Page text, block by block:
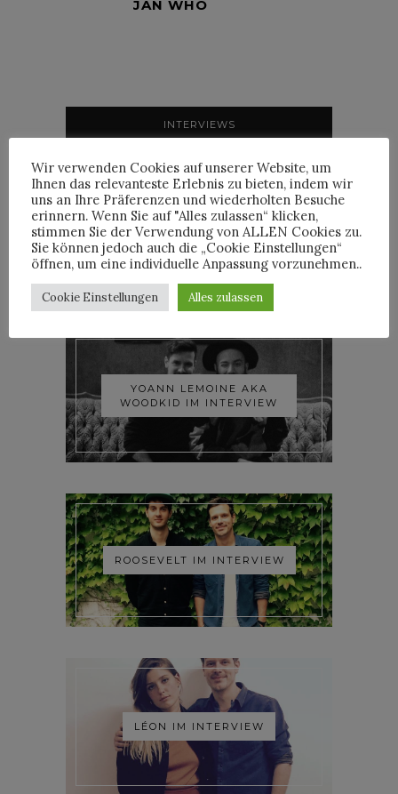
JAN WHO
INTERVIEWS
TRIXIE MATTEL IM
INTERVIEW
YOANN LEMOINE AKA
WOODKID IM INTERVIEW
ROOSEVELT IM INTERVIEW
LÉON IM INTERVIEW
Wir verwenden Cookies auf unserer Website, um
Ihnen das relevanteste Erlebnis zu bieten, indem wir
uns an Ihre Präferenzen und wiederholten Besuche
erinnern. Wenn Sie auf "Alles zulassen“ klicken,
stimmen Sie der Verwendung von ALLEN Cookies zu.
Sie können jedoch auch die „Cookie Einstellungen“
öffnen, um eine individuelle Anpassung vorzunehmen..
Cookie Einstellungen Alles zulassen